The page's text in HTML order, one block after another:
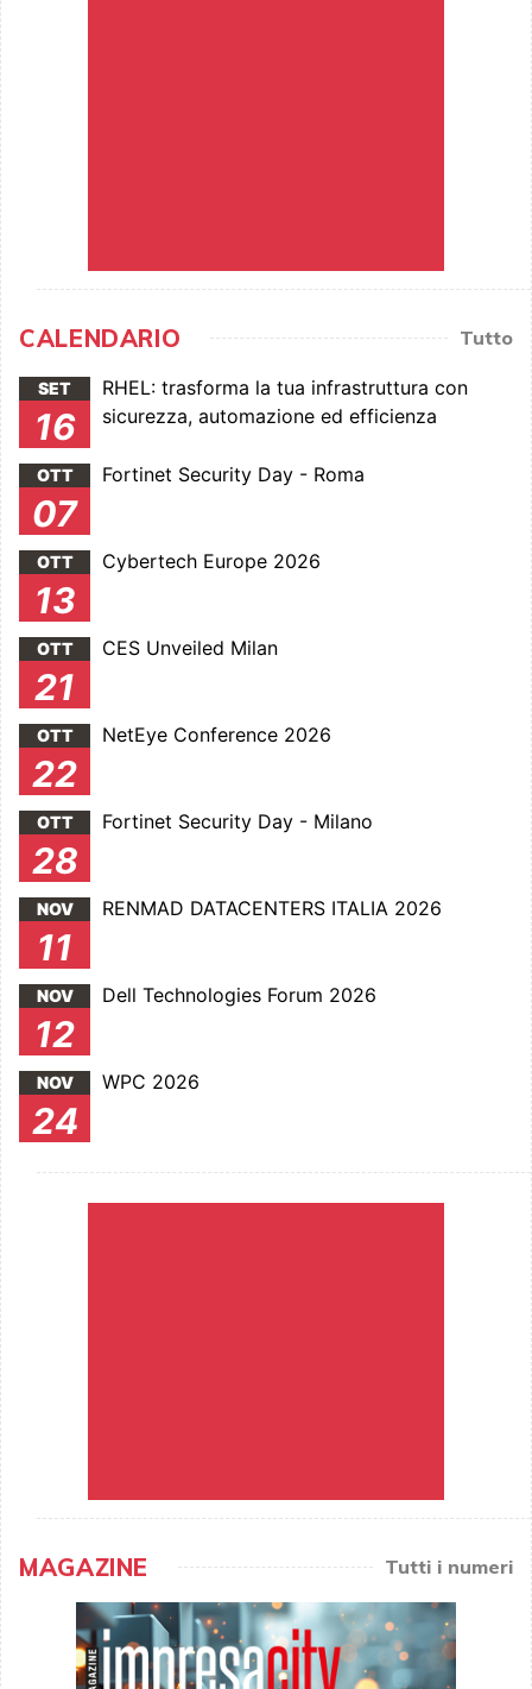
CALENDARIO Tutto
SET
16
RHEL: trasforma la tua infrastruttura con
sicurezza, automazione ed efficienza
OTT
07
Fortinet Security Day - Roma
OTT
13
Cybertech Europe 2026
OTT
21
CES Unveiled Milan
OTT
22
NetEye Conference 2026
OTT
28
Fortinet Security Day - Milano
NOV
11
RENMAD DATACENTERS ITALIA 2026
NOV
12
Dell Technologies Forum 2026
NOV
24
WPC 2026
MAGAZINE Tutti i numeri